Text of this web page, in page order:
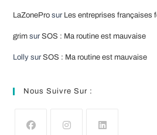
LaZonePro sur Les entreprises françaises
grim surSOS : Ma routine est mauvaise
Lolly surSOS : Ma routine est mauvaise
Nous Suivre Sur :